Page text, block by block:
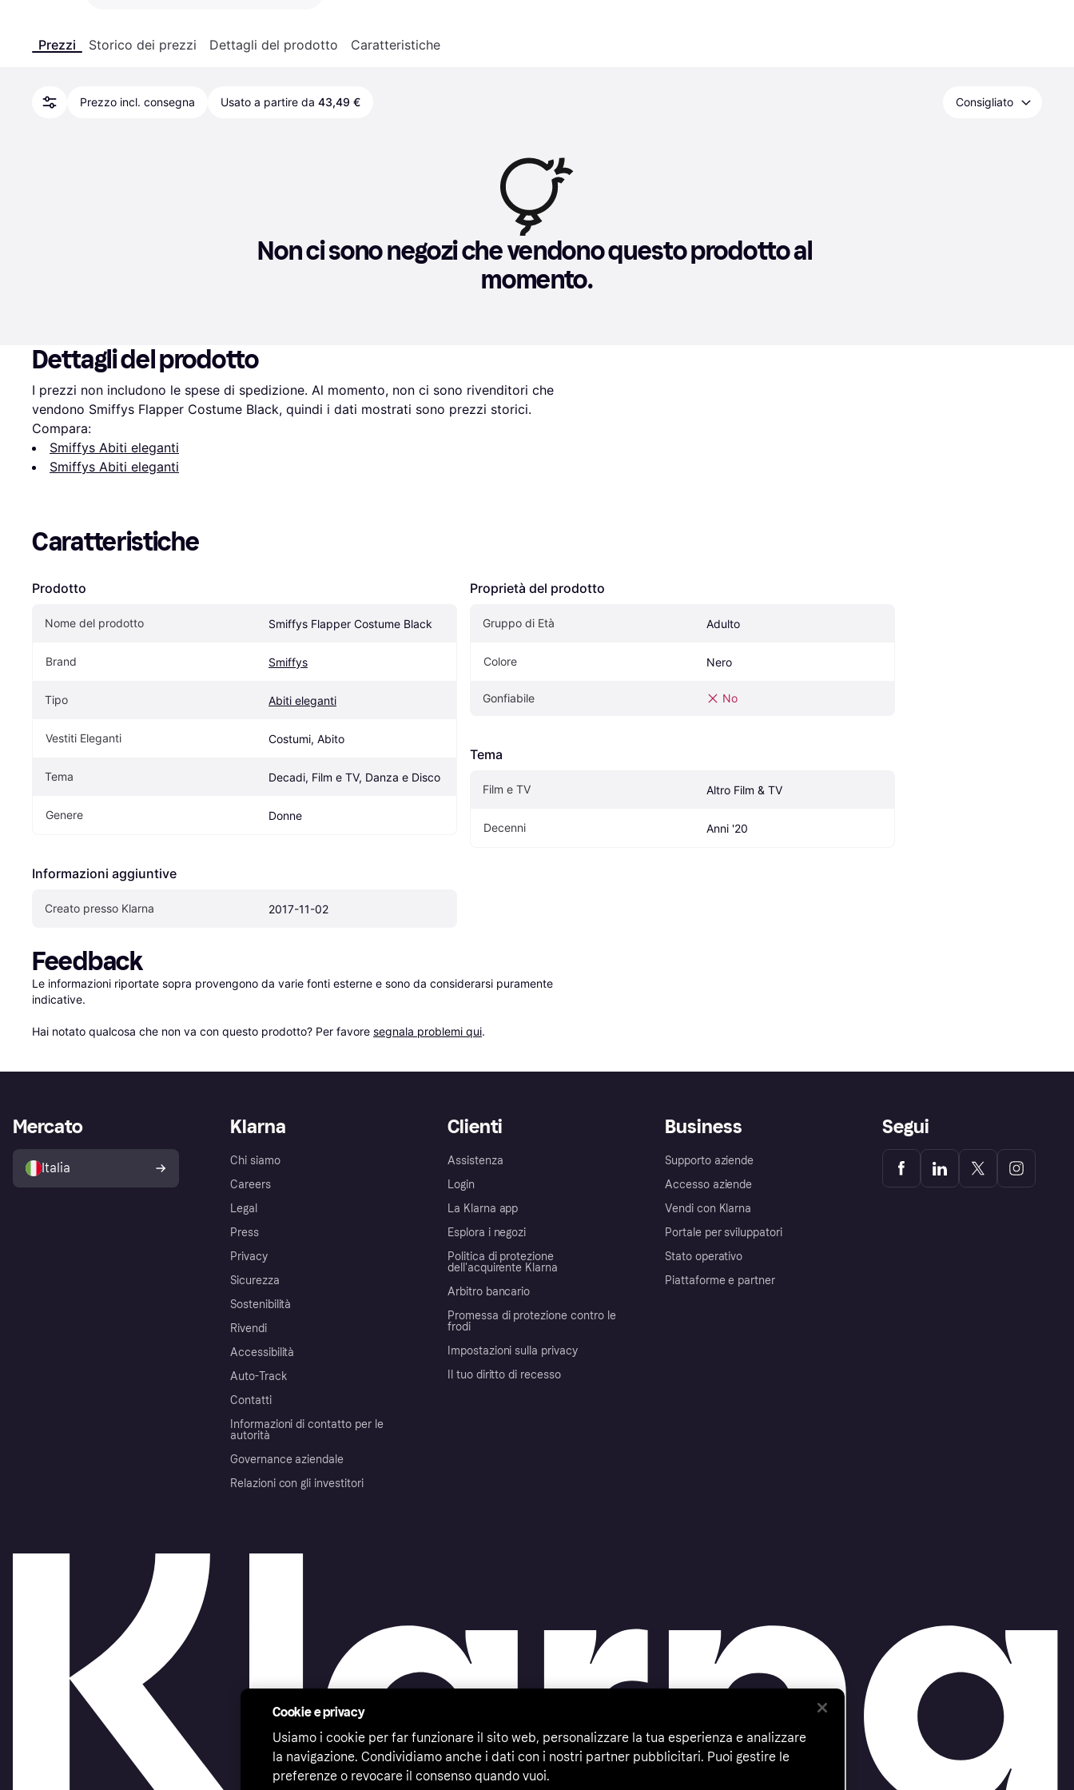
Prezzi Storico dei prezzi Dettagli del prodotto Caratteristiche
Prezzo incl. consegna Usato a partire da 43,49 € Consigliato
Non ci sono negozi che vendono questo prodotto al
momento.
Dettagli del prodotto
I prezzi non includono le spese di spedizione. Al momento, non ci sono rivenditori che
vendono Smiffys Flapper Costume Black, quindi i dati mostrati sono prezzi storici.
Compara:
Smiffys Abiti eleganti
Smiffys Abiti eleganti
Caratteristiche
Prodotto
Nome del prodotto Smiffys Flapper Costume Black
Brand Smiffys
Tipo Abiti eleganti
Vestiti Eleganti Costumi, Abito
Tema Decadi, Film e TV, Danza e Disco
Genere Donne
Informazioni aggiuntive
Creato presso Klarna 2017-11-02
Proprietà del prodotto
Gruppo di Età Adulto
Colore Nero
Gonfiabile No
Tema
Film e TV Altro Film & TV
Decenni Anni '20
Feedback
Le informazioni riportate sopra provengono da varie fonti esterne e sono da considerarsi puramente
indicative.
Hai notato qualcosa che non va con questo prodotto? Per favore segnala problemi qui.
Klarna
Chi siamo
Careers
Legal
Press
Privacy
Sicurezza
Sostenibilità
Rivendi
Accessibilità
Auto-Track
Contatti
Informazioni di contatto per le
autorità
Governance aziendale
Relazioni con gli investitori
Clienti
Assistenza
Login
La Klarna app
Esplora i negozi
Politica di protezione
dell'acquirente Klarna
Arbitro bancario
Promessa di protezione contro le
frodi
Impostazioni sulla privacy
Il tuo diritto di recesso
Business
Supporto aziende
Accesso aziende
Vendi con Klarna
Portale per sviluppatori
Stato operativo
Piattaforme e partner
Mercato
Italia
Segui
Cookie e privacy
Usiamo i cookie per far funzionare il sito web, personalizzare la tua esperienza e analizzare
la navigazione. Condividiamo anche i dati con i nostri partner pubblicitari. Puoi gestire le
preferenze o revocare il consenso quando vuoi.